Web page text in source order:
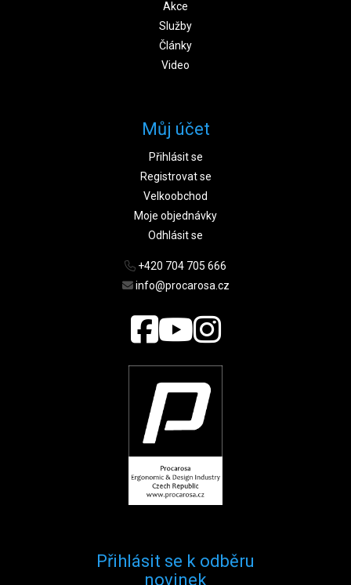
Akce
Služby
Články
Video
Můj účet
Přihlásit se
Registrovat se
Velkoobchod
Moje objednávky
Odhlásit se
+420 704 705 666
info@procarosa.cz
Přihlásit se k odběru
novinek